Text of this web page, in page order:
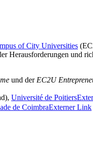
of City Universities
Herausforderungen und
und der EC2U
Université de Poitiers
de CoimbraExterner Link